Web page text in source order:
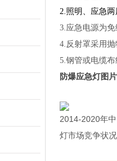
2.照明、应急
3.应急电源为
4.反射罩采用
5.钢管或电缆布
防爆应急灯图片
2014-2020年
灯市场竞争状